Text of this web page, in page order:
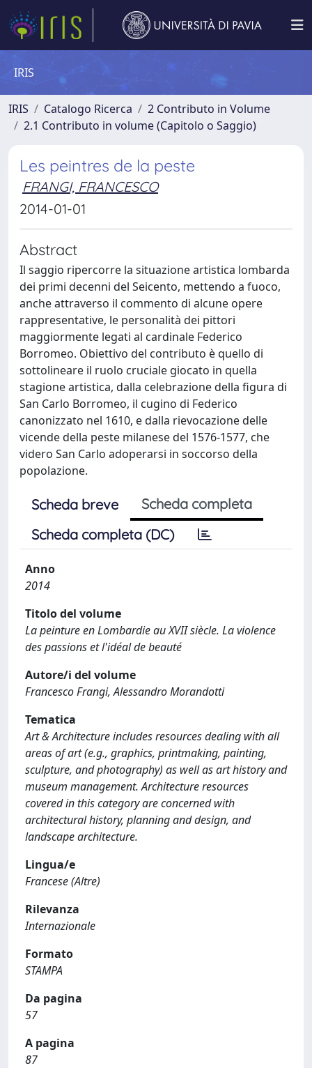
IRIS
IRIS Catalogo Ricerca
2 Contributo in Volume
2.1 Contributo in volume (Capitolo o Saggio)
Les peintres de la peste
FRANGI, FRANCESCO
2014-01-01
Abstract
Il saggio ripercorre la situazione artistica lombarda
dei primi decenni del Seicento, mettendo a fuoco,
anche attraverso il commento di alcune opere
rappresentative, le personalità dei pittori
maggiormente legati al cardinale Federico
Borromeo. Obiettivo del contributo è quello di
sottolineare il ruolo cruciale giocato in quella
stagione artistica, dalla celebrazione della figura di
San Carlo Borromeo, il cugino di Federico
canonizzato nel 1610, e dalla rievocazione delle
vicende della peste milanese del 1576-1577, che
videro San Carlo adoperarsi in soccorso della
popolazione.
Scheda breve
Scheda completa
Scheda completa (DC)
Anno
2014
Titolo del volume
La peinture en Lombardie au XVII siècle. La violence
des passions et l'idéal de beauté
Autore/i del volume
Francesco Frangi, Alessandro Morandotti
Tematica
Art & Architecture includes resources dealing with all
areas of art (e.g., graphics, printmaking, painting,
sculpture, and photography) as well as art history and
museum management. Architecture resources
covered in this category are concerned with
architectural history, planning and design, and
landscape architecture.
Lingua/e
Francese (Altre)
Rilevanza
Internazionale
Formato
STAMPA
Da pagina
57
A pagina
87